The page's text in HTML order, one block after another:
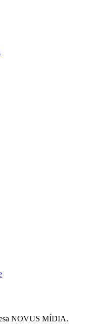
NOVUS MÍDIA.